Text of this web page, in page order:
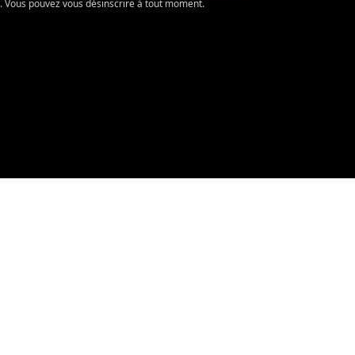
pouvez vous désinscrire à tout moment.